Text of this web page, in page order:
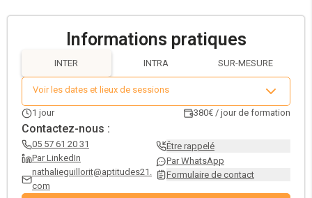
consolidant vos pratiques comptables sur ces postes sensibles,
vous garantissez la fiabilité de vos écritures, limitez les risques de
redressements et facilitez les relations avec les RH et les auditeurs.
Un indispensable pour une comptabilité sociale fluide, rigoureuse et
conforme.
Informations pratiques
INTER INTRA SUR-MESURE
Voir les dates et lieux de sessions
1 jour 380€ / jour de formation
Contactez-nous :
05 57 61 20 31
Par LinkedIn
nathalieguillorit@aptitudes21.
com
Être rappelé
Par WhatsApp
Formulaire de contact